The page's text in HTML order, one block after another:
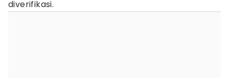
diverifikasi.